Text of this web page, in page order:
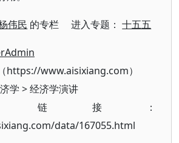
伟民 的专栏 进入专题：十五五
https://www.aisixiang.com）
学 >经济学演讲
链接：
data/167055.html